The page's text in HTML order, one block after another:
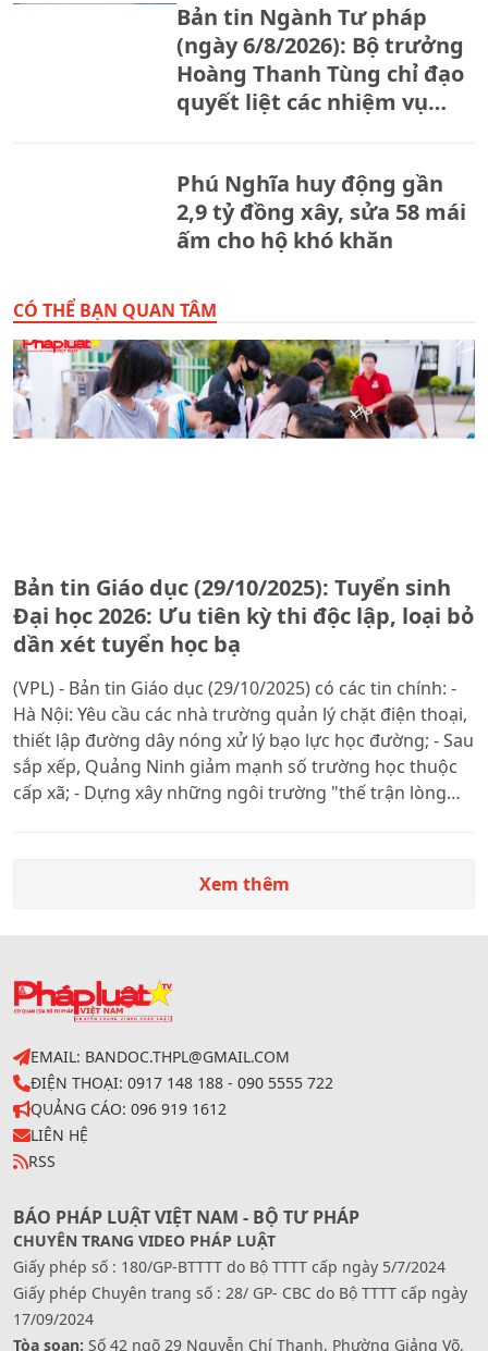
Bản tin Ngành Tư pháp
(ngày 6/8/2026): Bộ trưởng
Hoàng Thanh Tùng chỉ đạo
quyết liệt các nhiệm vụ
Phú Nghĩa huy động gần
2,9 tỷ đồng xây, sửa 58 mái
ấm cho hộ khó khăn
CÓ THỂ BẠN QUAN TÂM
Bản tin Giáo dục (29/10/2025): Tuyển sinh
Đại học 2026: Ưu tiên kỳ thi độc lập, loại bỏ
dần xét tuyển học bạ
(VPL) - Bản tin Giáo dục (29/10/2025) có các tin chính: -
Hà Nội: Yêu cầu các nhà trường quản lý chặt điện thoại,
thiết lập đường dây nóng xử lý bạo lực học đường; - Sau
sắp xếp, Quảng Ninh giảm mạnh số trường học thuộc
cấp xã; - Dựng xây những ngôi trường "thế trận lòng
bạ; - Trao hơn 2.700 suất quà tặng học sinh biên giới
Xem thêm
EMAIL: BANDOC.THPL@GMAIL.COM
ĐIỆN THOẠI: 0917 148 188 - 090 5555 722
QUẢNG CÁO: 096 919 1612
LIÊN HỆ
RSS
BÁO PHÁP LUẬT VIỆT NAM - BỘ TƯ PHÁP
CHUYÊN TRANG VIDEO PHÁP LUẬT
Giấy phép số : 180/GP-BTTTT do Bộ TTTT cấp ngày 5/7/2024
Giấy phép Chuyên trang số : 28/ GP- CBC do Bộ TTTT cấp ngày
17/09/2024
Tòa soạn: Số 42 ngõ 29 Nguyễn Chí Thanh, Phường Giảng Võ,